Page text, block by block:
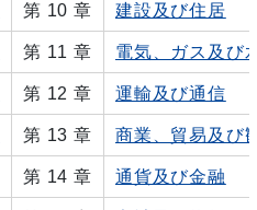
第 10 章 建設及び住居
第 11 章 電気、ガス及び
第 12 章 運輸及び通信
第 13 章 商業、貿易及び
第 14 章 通貨及び金融